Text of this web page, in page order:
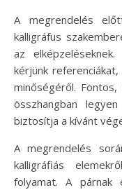
A megrendelés
kalligráfus
az
kérjünk
minőségéről.
összhangban
biztosítja a kívánt
A megrendelés
kalligráfiás
folyamat. A párnak